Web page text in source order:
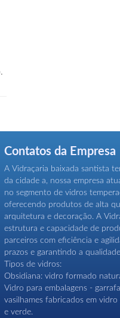
Contatos da Empresa
A Vidraçaria baixada santista
da cidade a, nossa empresa
no segmento de vidros
oferecendo produtos de alta
arquitetura e decoração. A
estrutura e capacidade de
parceiros com eficiência e
prazos e garantindo a
Tipos de vidros:
Obsidiana: vidro formado
Vidro para embalagens -
vasilhames fabricados em
e verde.